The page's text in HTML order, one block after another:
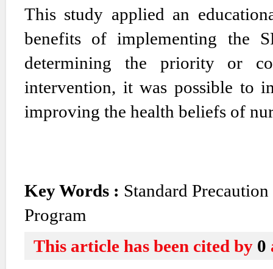
This study applied an
benefits of implementing the
determining the priority or
intervention, it was possible to
improving the health beliefs of
Key Words : Standard Precaution
Program
This article has been cited by 0